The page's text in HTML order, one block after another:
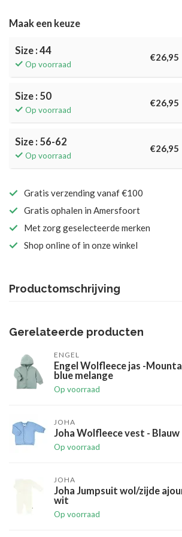
Maak een keuze
Size : 44
Op voorraad
€26,95
Size : 50
Op voorraad
€26,95
Size : 56-62
Op voorraad
€26,95
Gratis verzending vanaf €100
Gratis ophalen in Amersfoort
Met zorg geselecteerde merken
Shop online of in onze winkel
Productomschrijving
Gerelateerde producten
ENGEL
Engel Wolfleece jas -
blue melange
Op voorraad
JOHA
Joha Wolfleece vest - Blauw
Op voorraad
JOHA
Joha Jumpsuit wol/zijde
wit
Op voorraad